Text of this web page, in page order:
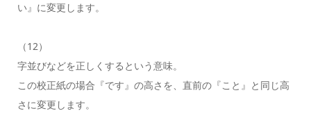
い』に変更します。
（12）
字並びなどを正しくするという意味。
この校正紙の場合『です』の高さを、直前の『こと』と同じ高
さに変更します。